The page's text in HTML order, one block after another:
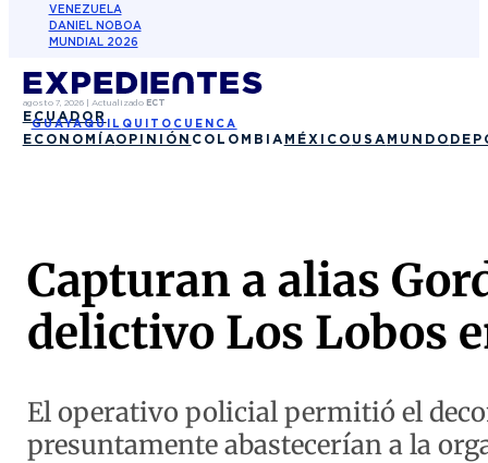
VENEZUELA
DANIEL NOBOA
MUNDIAL 2026
agosto 7, 2026| Actualizado ECT
ECUADOR
GUAYAQUIL QUITO CUENCA
ECONOMÍAOPINIÓN COLOMBIA MÉXICO USA MUNDO
Capturan a alias
delictivo Los Lobos
El operativo policial permitió el
presuntamente abastecerían a la